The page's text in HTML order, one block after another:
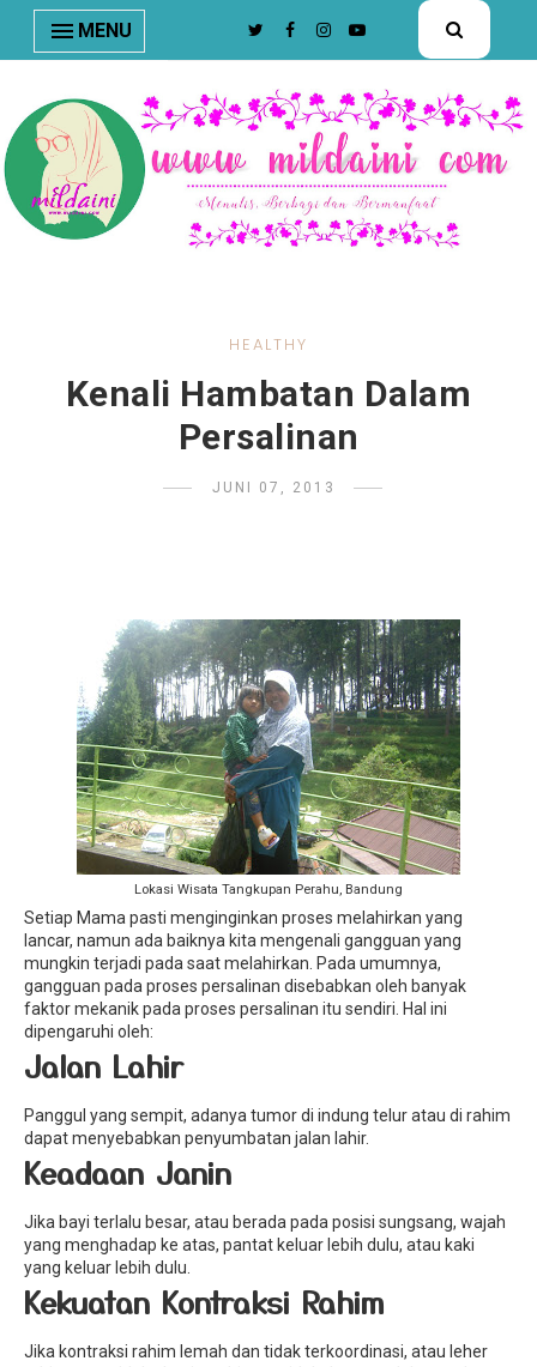
nav#menunav { border-bottom: 1px solid #e8e8e8; }
MENU
HEALTHY
Kenali Hambatan Dalam
Persalinan
JUNI 07, 2013
Lokasi Wisata Tangkupan Perahu, Bandung
Setiap Mama pasti menginginkan proses melahirkan yang
lancar, namun ada baiknya kita mengenali gangguan yang
mungkin terjadi pada saat melahirkan. Pada umumnya,
gangguan pada proses persalinan disebabkan oleh banyak
faktor mekanik pada proses persalinan itu sendiri. Hal ini
dipengaruhi oleh:
Jalan Lahir
Panggul yang sempit, adanya tumor di indung telur atau di rahim
dapat menyebabkan penyumbatan jalan lahir.
Keadaan Janin
Jika bayi terlalu besar, atau berada pada posisi sungsang, wajah
yang menghadap ke atas, pantat keluar lebih dulu, atau kaki
yang keluar lebih dulu.
Kekuatan Kontraksi Rahim
Jika kontraksi rahim lemah dan tidak terkoordinasi, atau leher